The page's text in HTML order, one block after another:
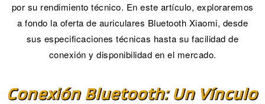
por su rendimiento técnico. En este artículo, exploraremos
a fondo la oferta de auriculares Bluetooth Xiaomi, desde
sus especificaciones técnicas hasta su facilidad de
conexión y disponibilidad en el mercado.
Conexión Bluetooth: Un Vínculo